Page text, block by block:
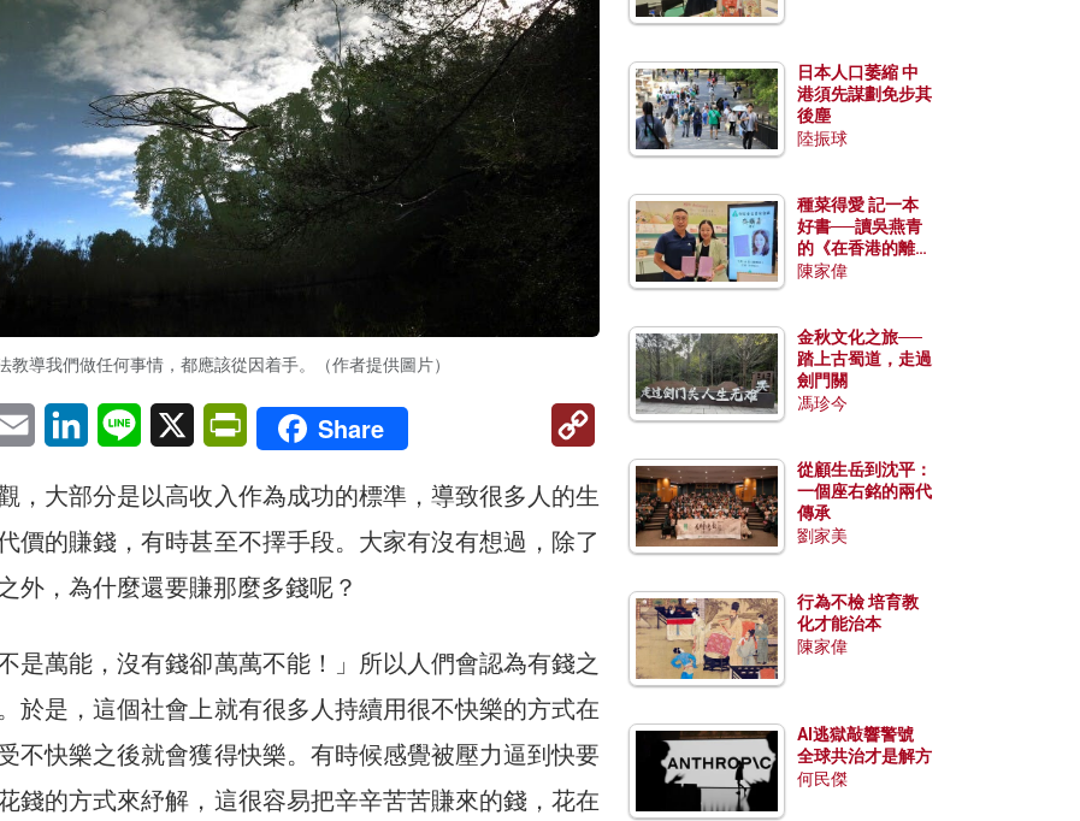
教導我們做任何事情，都應該從因着手。（作者提供圖片）
Email LinkedInLine X PrintFriendly
Share
Copy
，大部分是以高收入作為成功的標準，導致很多人的生
價的賺錢，有時甚至不擇手段。大家有沒有想過，除了
外，為什麼還要賺那麼多錢呢？
是萬能，沒有錢卻萬萬不能！」所以人們會認為有錢之
於是，這個社會上就有很多人持續用很不快樂的方式在
不快樂之後就會獲得快樂。有時候感覺被壓力逼到快要
錢的方式來紓解，這很容易把辛辛苦苦賺來的錢，花在
日本人口萎縮 中
港須先謀劃免步其
後塵
陸振球
種菜得愛 記一本
好書──讀吳燕青
的《在香港的離島
種菜》
陳家偉
金秋文化之旅──
踏上古蜀道，走過
劍門關
馮珍今
從顧生岳到沈平：
一個座右銘的兩代
傳承
劉家美
行為不檢 培育教
化才能治本
陳家偉
AI逃獄敲響警號
全球共治才是解方
何民傑